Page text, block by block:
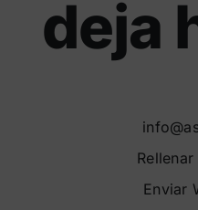
deja
Enviar